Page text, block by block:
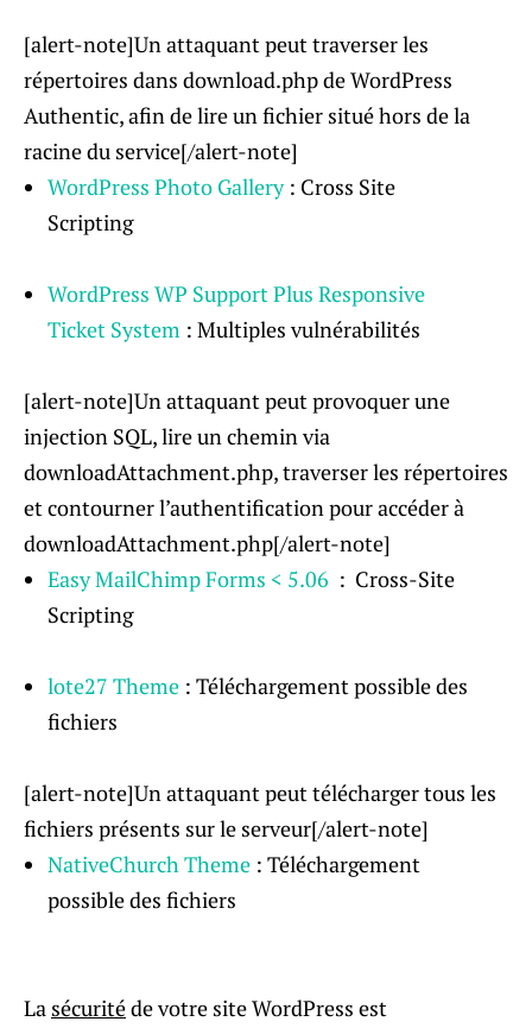
[alert-note]Un attaquant peut traverser les
répertoires dans download.php de WordPress
Authentic, afin de lire un fichier situé hors de la
racine du service[/alert-note]
WordPress Photo Gallery: Cross Site
Scripting
WordPress WP Support Plus Responsive
Ticket System : Multiples vulnérabilités
[alert-note]Un attaquant peut provoquer une
injection SQL, lire un chemin via
downloadAttachment.php, traverser les répertoires
et contourner l’authentification pour accéder à
downloadAttachment.php[/alert-note]
Easy MailChimp Forms < 5.06 : Cross-Site
Scripting
lote27 Theme : Téléchargement possible des
fichiers
[alert-note]Un attaquant peut télécharger tous les
fichiers présents sur le serveur[/alert-note]
NativeChurch Theme : Téléchargement
possible des fichiers
La sécuritéde votre site WordPress est